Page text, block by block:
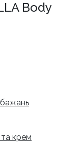
Body
крем